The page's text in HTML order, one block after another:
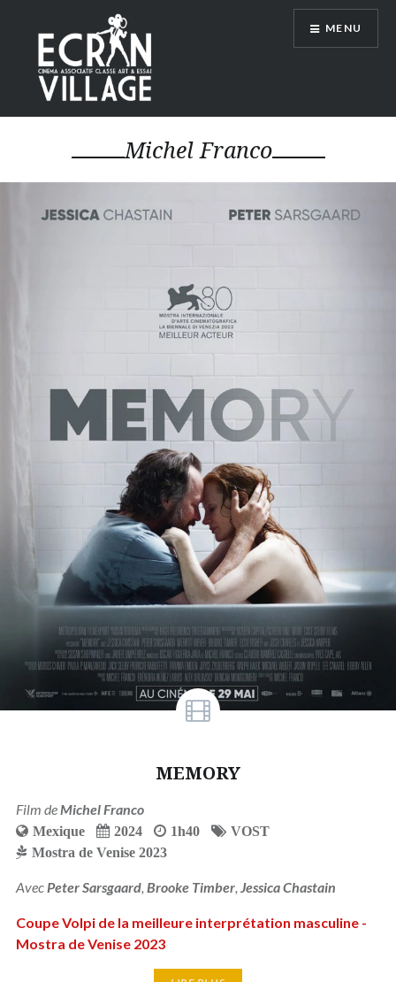
contenu
principal
ÉCRAN VILLAGE
MENU
Michel Franco
MEMORY
Film de Michel Franco
Mexique 2024 1h40
VOST
Mostra de Venise 2023
Avec Peter Sarsgaard, Brooke Timber, Jessica Chastain
Coupe Volpi de la meilleure interprétation masculine -
Mostra de Venise 2023